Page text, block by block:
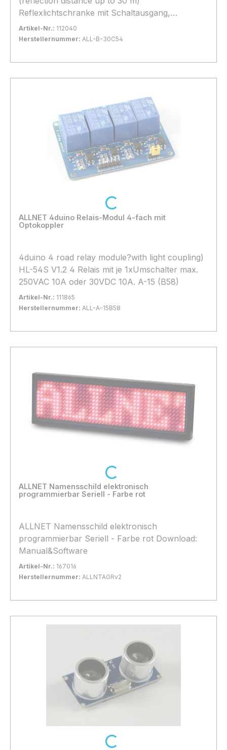
Reflexlichtschranke mit Schaltausgang,
Empfindlichkeit/Schaltschwelle mit Poti
einstellbar. B-30 (C54)
Artikel-Nr.: 112040
Herstellernummer: ALL-B-30C54
In den Warenkorb
ALLNET 4duino Relais-Modul 4-fach mit
Optokoppler
4duino 4 road relay module?with light coupling)
HL-54S V1.2 4 Relais mit je 1xUmschalter max.
250VAC 10A oder 30VDC 10A. A-15 (B58)
Artikel-Nr.: 111865
Herstellernummer: ALL-A-15B58
In den Warenkorb
Loading...
ALLNET Namensschild elektronisch
programmierbar Seriell - Farbe rot
ALLNET Namensschild elektronisch
programmierbar Seriell - Farbe rot Download:
Manual&Software
Artikel-Nr.: 167016
Herstellernummer: ALLNTAGRv2
In den Warenkorb
Loading...
Loading...